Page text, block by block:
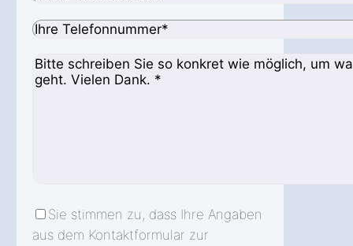
Sie stimmen zu, dass Ihre Angaben
aus dem Kontaktformular zur